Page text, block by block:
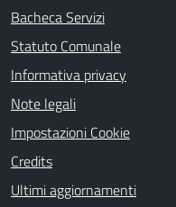
Bacheca Servizi
Statuto Comunale
Informativa privacy
Note legali
Impostazioni Cookie
Credits
Ultimi aggiornamenti